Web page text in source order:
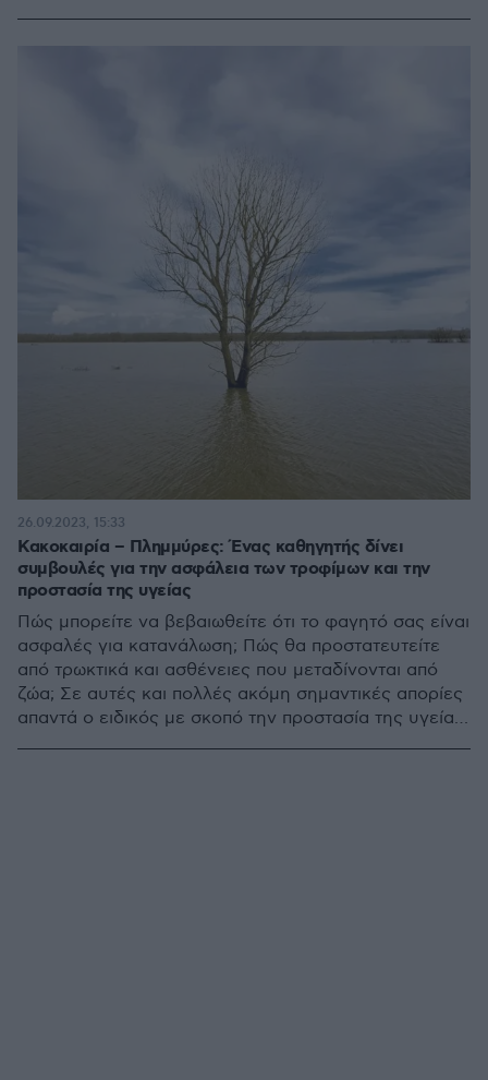
Κακοκαιρία – Πλημμύρες: Ένας καθηγητής δίνει
συμβουλές για την ασφάλεια των τροφίμων και την
προστασία της υγείας
Πώς μπορείτε να βεβαιωθείτε ότι το φαγητό σας είναι
ασφαλές για κατανάλωση; Πώς θα προστατευτείτε
από τρωκτικά και ασθένειες που μεταδίνονται από
ζώα; Σε αυτές και πολλές ακόμη σημαντικές απορίες
απαντά ο ειδικός με σκοπό την προστασία της υγείας
26.09.2023, 15:33